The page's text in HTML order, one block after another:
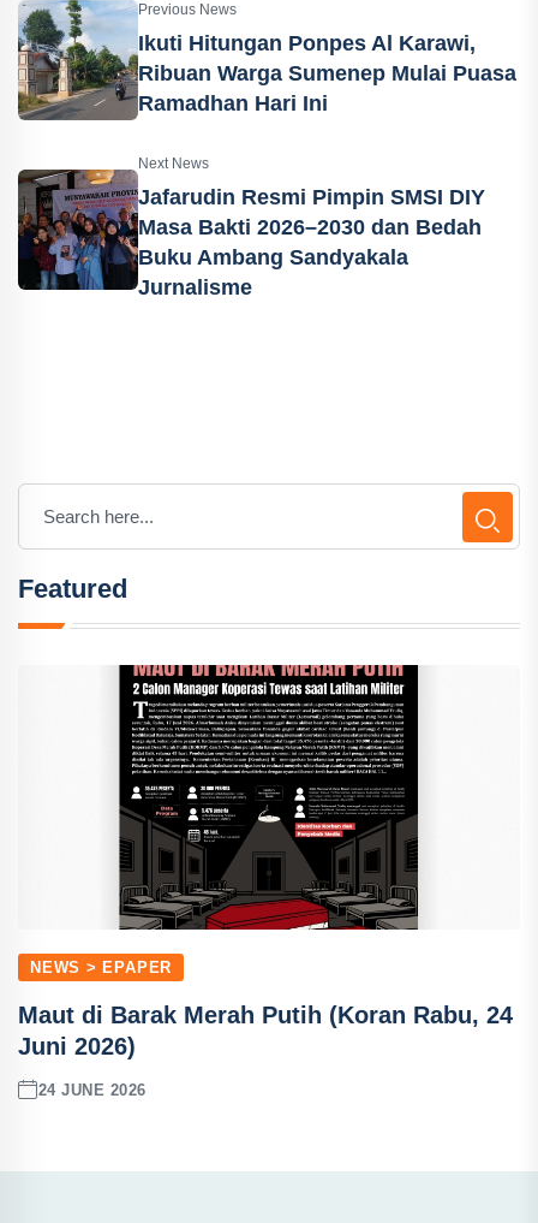
Previous News
Ikuti Hitungan Ponpes Al Karawi,
Ribuan Warga Sumenep Mulai Puasa
Ramadhan Hari Ini
Next News
Jafarudin Resmi Pimpin SMSI DIY
Masa Bakti 2026–2030 dan Bedah
Buku Ambang Sandyakala
Jurnalisme
Featured
NEWS > EPAPER
Maut di Barak Merah Putih (Koran Rabu, 24
Juni 2026)
24 JUNE 2026